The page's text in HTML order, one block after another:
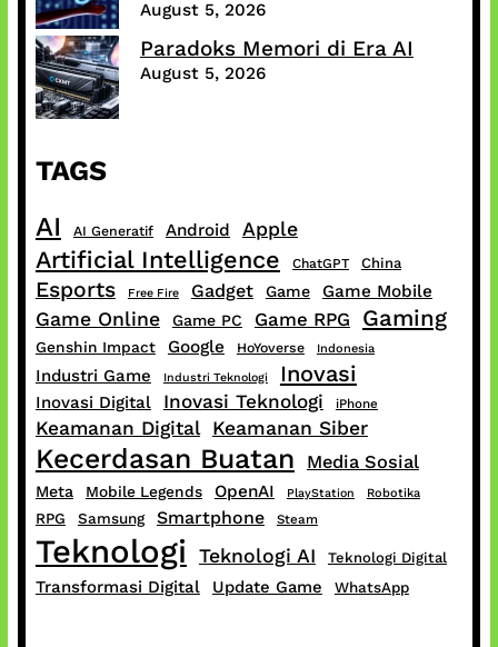
August 5, 2026
Paradoks Memori di Era AI
August 5, 2026
TAGS
AI AI Generatif Android Apple
Artificial Intelligence ChatGPT China
Esports Free Fire Gadget Game Game Mobile
Game Online Game PC Game RPG Gaming
Genshin Impact Google HoYoverse Indonesia
Industri Game Industri Teknologi Inovasi
Inovasi Digital Inovasi Teknologi iPhone
Keamanan Digital Keamanan Siber
Kecerdasan Buatan Media Sosial
Meta Mobile Legends OpenAI PlayStation Robotika
RPG Samsung Smartphone Steam
Teknologi Teknologi AI Teknologi Digital
Transformasi Digital Update Game WhatsApp